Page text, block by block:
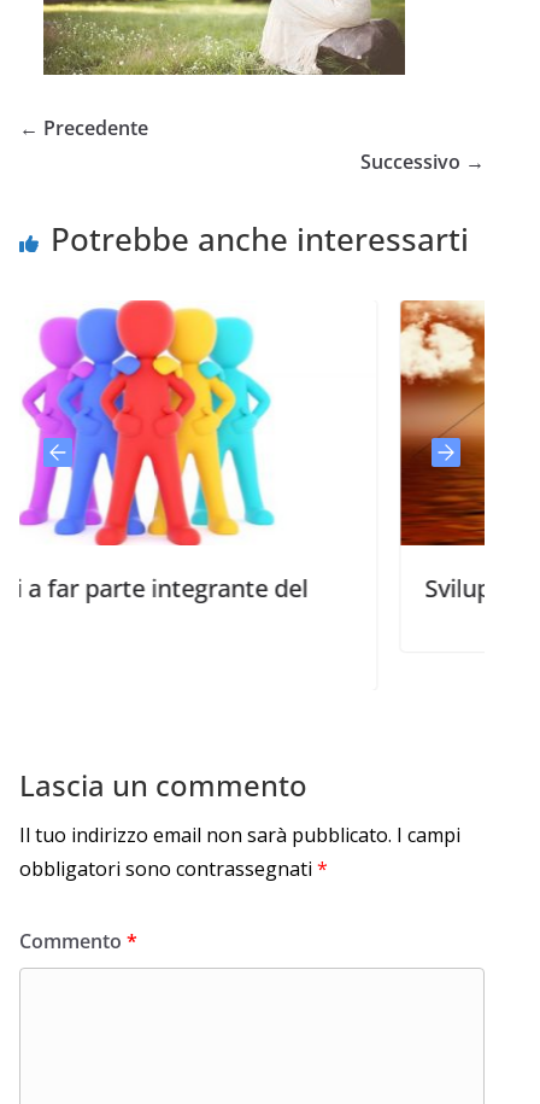
← Precedente
Successivo →
Potrebbe anche interessarti
integrante del Sviluppate la
Lascia un commento
Il tuo indirizzo email non sarà pubblicato. I campi
obbligatori sono contrassegnati *
Commento *